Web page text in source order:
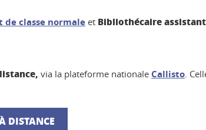
classe normale et Bibliothécaire
via la plateforme nationale Callisto.
DISTANCE